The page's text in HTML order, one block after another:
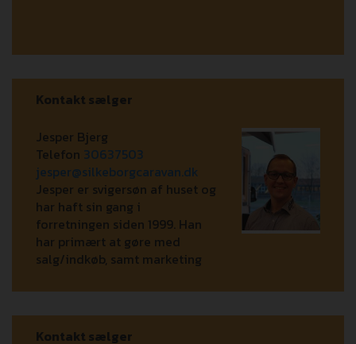
Kontakt sælger
Jesper Bjerg
Telefon 30637503
jesper@silkeborgcaravan.dk
Jesper er svigersøn af huset og
har haft sin gang i
forretningen siden 1999. Han
har primært at gøre med
salg/indkøb, samt marketing
Kontakt sælger